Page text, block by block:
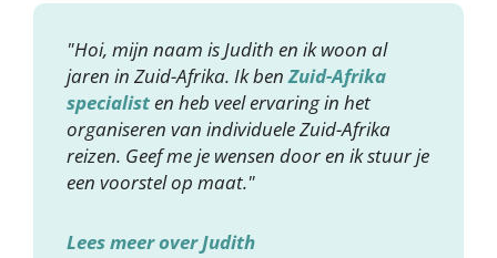
"Hoi, mijn naam is Judith en ik woon al
jaren in Zuid-Afrika. Ik benZuid-Afrika
specialisten heb veel ervaring in het
organiseren van individuele Zuid-Afrika
reizen. Geef me je wensen door en ik stuur je
een voorstel op maat."
Lees meer over Judith